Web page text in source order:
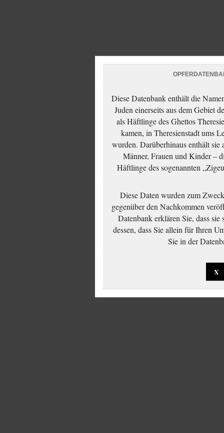
Diese Datenbank enthält die
Juden einerseits aus dem Gebiet
als Häftlinge des Ghettos
kamen, in Theresienstadt ums
wurden. Darüberhinaus enthält
Männer, Frauen und Kinder –
Häftlinge des sogenannten
Diese Daten wurden zum
gegenüber den Nachkommen
Datenbank erklären Sie, dass sie
dessen, dass Sie allein für Ihren
Sie in der
X